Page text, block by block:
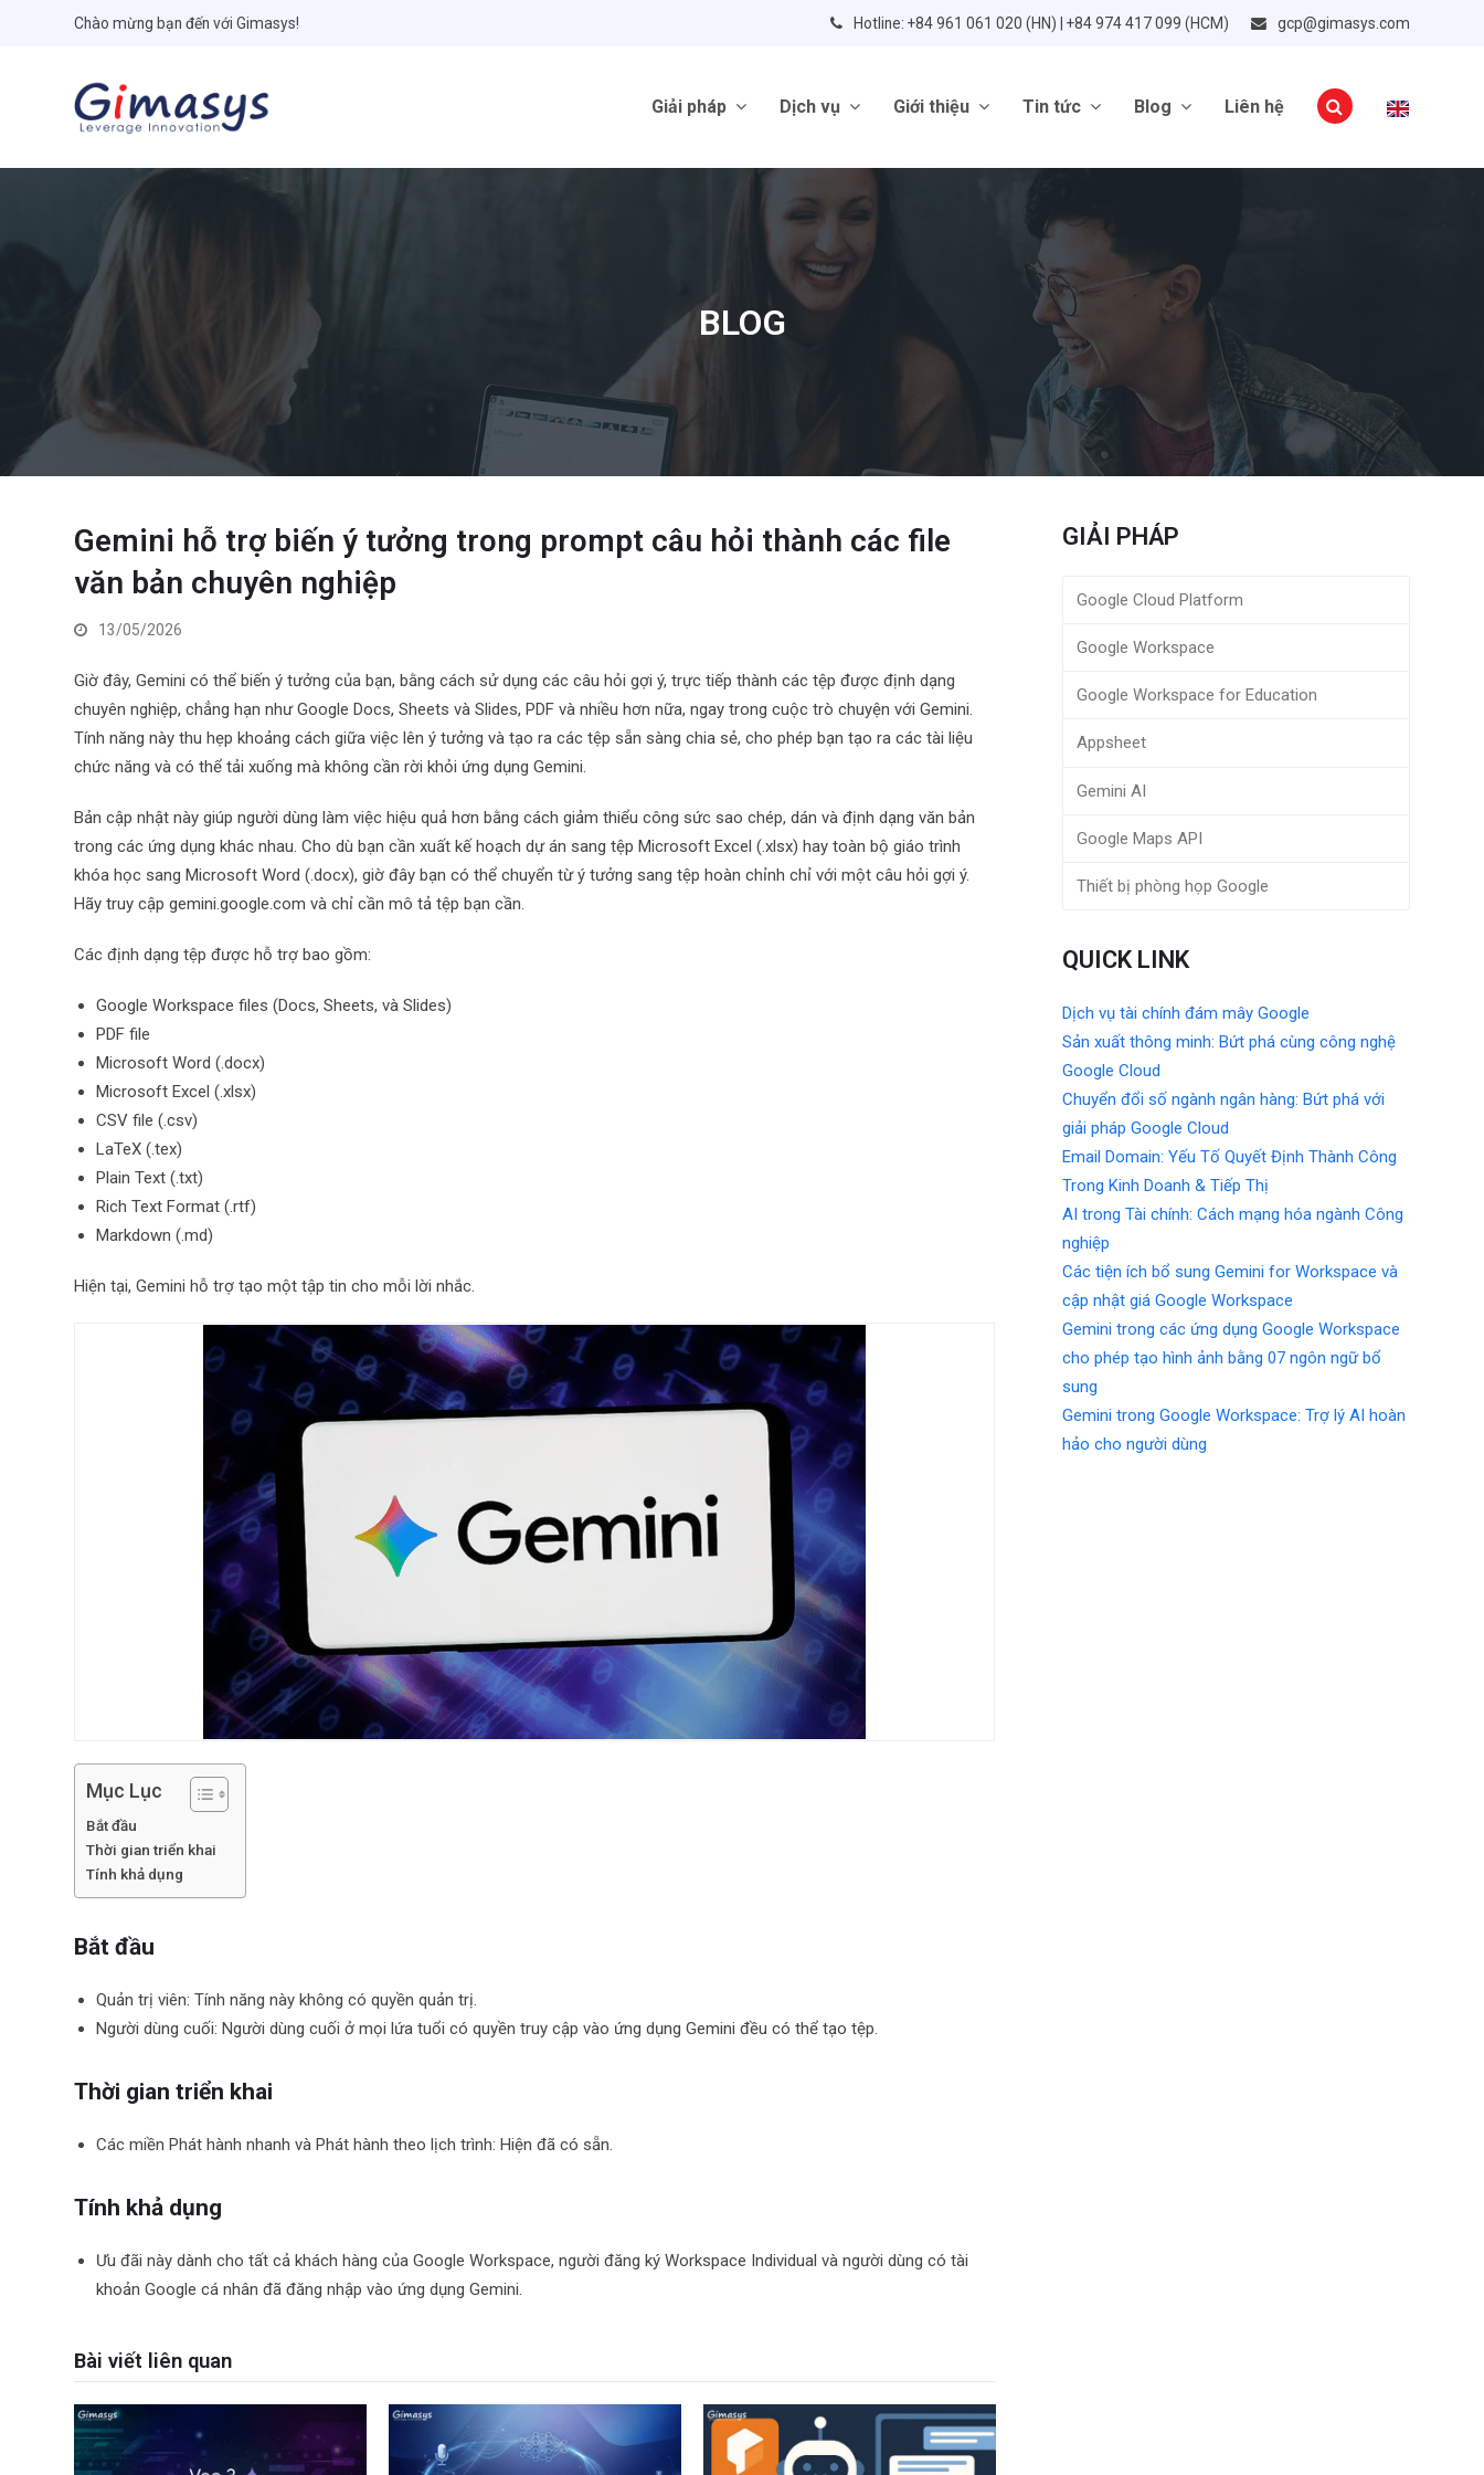
Chào mừng bạn đến với Gimasys! Hotline: +84 961 061 020 (HN) | +84 974 417 099 (HCM) gcp@gimasys.com
Giải pháp Dịch vụ Giới thiệu Tin tức Blog Liên hệ
BLOG
Gemini hỗ trợ biến ý tưởng trong prompt câu hỏi thành các file
văn bản chuyên nghiệp
13/05/2026
Giờ đây, Gemini có thể biến ý tưởng của bạn, bằng cách sử dụng các câu hỏi gợi ý, trực tiếp thành các tệp được định dạng
chuyên nghiệp, chẳng hạn như Google Docs, Sheets và Slides, PDF và nhiều hơn nữa, ngay trong cuộc trò chuyện với Gemini.
Tính năng này thu hẹp khoảng cách giữa việc lên ý tưởng và tạo ra các tệp sẵn sàng chia sẻ, cho phép bạn tạo ra các tài liệu
chức năng và có thể tải xuống mà không cần rời khỏi ứng dụng Gemini.
Bản cập nhật này giúp người dùng làm việc hiệu quả hơn bằng cách giảm thiểu công sức sao chép, dán và định dạng văn bản
trong các ứng dụng khác nhau. Cho dù bạn cần xuất kế hoạch dự án sang tệp Microsoft Excel (.xlsx) hay toàn bộ giáo trình
khóa học sang Microsoft Word (.docx), giờ đây bạn có thể chuyển từ ý tưởng sang tệp hoàn chỉnh chỉ với một câu hỏi gợi ý.
Hãy truy cập gemini.google.com và chỉ cần mô tả tệp bạn cần.
Các định dạng tệp được hỗ trợ bao gồm:
Google Workspace files (Docs, Sheets, và Slides)
PDF file
Microsoft Word (.docx)
Microsoft Excel (.xlsx)
CSV file (.csv)
LaTeX (.tex)
Plain Text (.txt)
Rich Text Format (.rtf)
Markdown (.md)
Hiện tại, Gemini hỗ trợ tạo một tập tin cho mỗi lời nhắc.
Mục Lục
Bắt đầu
Thời gian triển khai
Tính khả dụng
Bắt đầu
Quản trị viên: Tính năng này không có quyền quản trị.
Người dùng cuối: Người dùng cuối ở mọi lứa tuổi có quyền truy cập vào ứng dụng Gemini đều có thể tạo tệp.
Thời gian triển khai
Các miền Phát hành nhanh và Phát hành theo lịch trình: Hiện đã có sẵn.
Tính khả dụng
Ưu đãi này dành cho tất cả khách hàng của Google Workspace, người đăng ký Workspace Individual và người dùng có tài
khoản Google cá nhân đã đăng nhập vào ứng dụng Gemini.
Bài viết liên quan
GIẢI PHÁP
Google Cloud Platform
Google Workspace
Google Workspace for Education
Appsheet
Gemini AI
Google Maps API
Thiết bị phòng họp Google
QUICK LINK
Dịch vụ tài chính đám mây Google
Sản xuất thông minh: Bứt phá cùng công nghệ
Google Cloud
Chuyển đổi số ngành ngân hàng: Bứt phá với
giải pháp Google Cloud
Email Domain: Yếu Tố Quyết Định Thành Công
Trong Kinh Doanh & Tiếp Thị
AI trong Tài chính: Cách mạng hóa ngành Công
nghiệp
Các tiện ích bổ sung Gemini for Workspace và
cập nhật giá Google Workspace
Gemini trong các ứng dụng Google Workspace
cho phép tạo hình ảnh bằng 07 ngôn ngữ bổ
sung
Gemini trong Google Workspace: Trợ lý AI hoàn
hảo cho người dùng